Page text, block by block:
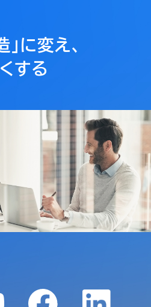
」に変え、
する